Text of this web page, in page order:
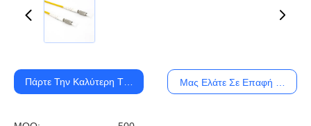
Πάρτε Την Καλύτερη Τιμή Μας Ελάτε Σε Επαφή Με